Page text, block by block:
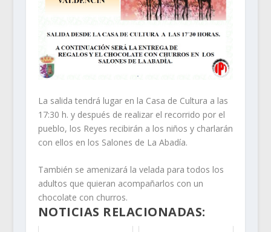
La salida tendrá lugar en la Casa de Cultura a las
17:30 h. y después de realizar el recorrido por el
pueblo, los Reyes recibirán a los niños y charlarán
con ellos en los Salones de La Abadía.
También se amenizará la velada para todos los
adultos que quieran acompañarlos con un
chocolate con churros.
NOTICIAS RELACIONADAS: